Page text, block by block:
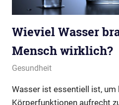
Wieviel Wasser
Mensch wirklich?
Juli 6, 2017
cnidarya.de
Gesundheit
Wasser ist essentiell ist,
Körperfunktionen aufrecht